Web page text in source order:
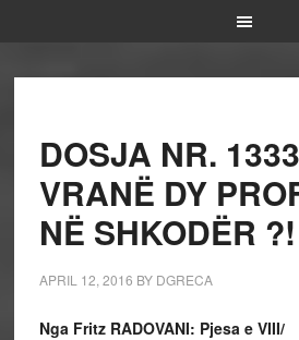
DOSJA NR.
VRANË DY
NË SHKODËR ?!
APRIL 12, 2016 BY DGRECA
Nga Fritz RADOVANI: Pjesa e VIII/